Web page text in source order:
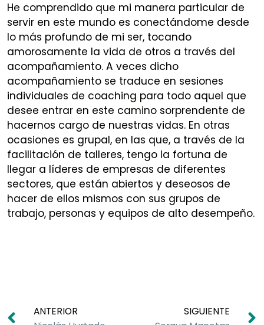
He comprendido que mi manera particular de
servir en este mundo es conectándome desde
lo más profundo de mi ser, tocando
amorosamente la vida de otros a través del
acompañamiento. A veces dicho
acompañamiento se traduce en sesiones
individuales de coaching para todo aquel que
desee entrar en este camino sorprendente de
hacernos cargo de nuestras vidas. En otras
ocasiones es grupal, en las que, a través de la
facilitación de talleres, tengo la fortuna de
llegar a líderes de empresas de diferentes
sectores, que están abiertos y deseosos de
hacer de ellos mismos con sus grupos de
trabajo, personas y equipos de alto desempeño.
ANTERIOR
SIGUIENTE